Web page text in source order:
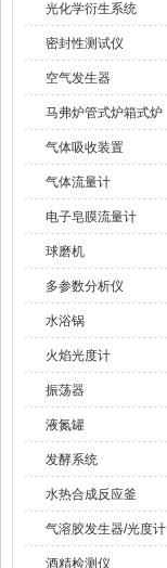
光化学衍生系统
密封性测试仪
空气发生器
马弗炉管式炉箱式炉
气体吸收装置
气体流量计
电子皂膜流量计
球磨机
多参数分析仪
水浴锅
火焰光度计
振荡器
液氮罐
发酵系统
水热合成反应釜
气溶胶发生器/光度计
酒精检测仪